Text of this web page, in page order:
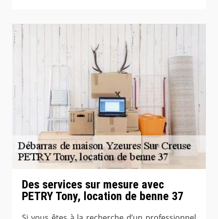
Des services sur mesure avec
PETRY Tony, location de benne 37